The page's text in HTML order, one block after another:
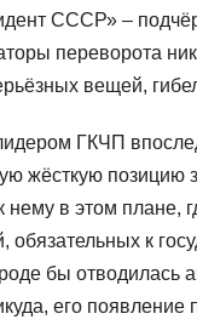
СССР» –
переворота
вещей,
ГКЧП
жёсткую
в этом плане,
к
бы отводилась
его